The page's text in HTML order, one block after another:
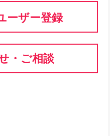
ーザー登録
・ご相談